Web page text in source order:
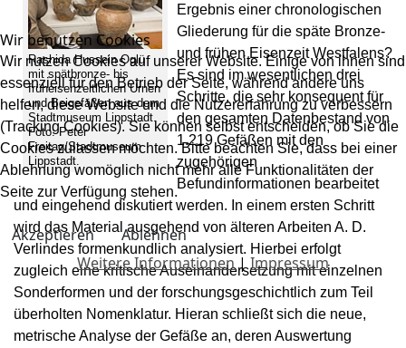
Rashida Hussein Oglü
mit spätbronze- bis
früheisenzeitlichen Urnen
und Beigefäßen aus dem
Stadtmuseum Lippstadt.
Foto: Peter
Freitag/Stadtmuseum
Lippstadt.
Ergebnis einer chronologischen
Gliederung für die späte Bronze-
und frühen Eisenzeit Westfalens?
Es sind im wesentlichen drei
Schritte, die sehr konsequent für
den gesamten Datenbestand von
1.219 Gefäßen mit den
zugehörigen
Befundinformationen bearbeitet
und eingehend diskutiert werden. In einem ersten Schritt
wird das Material ausgehend von älteren Arbeiten A. D.
Verlindes formenkundlich analysiert. Hierbei erfolgt
zugleich eine kritische Auseinandersetzung mit einzelnen
Sonderformen und der forschungsgeschichtlich zum Teil
überholten Nomenklatur. Hieran schließt sich die neue,
metrische Analyse der Gefäße an, deren Auswertung
Wir benutzen Cookies
Wir nutzen Cookies auf unserer Website. Einige von ihnen sind
essenziell für den Betrieb der Seite, während andere uns
helfen, diese Website und die Nutzererfahrung zu verbessern
(Tracking Cookies). Sie können selbst entscheiden, ob Sie die
Cookies zulassen möchten. Bitte beachten Sie, dass bei einer
Ablehnung womöglich nicht mehr alle Funktionalitäten der
Seite zur Verfügung stehen.
Akzeptieren
Ablehnen
Weitere Informationen|Impressum